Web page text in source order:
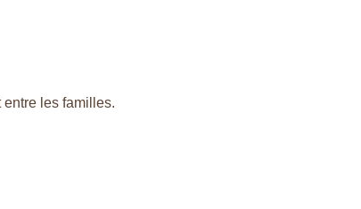
les familles.